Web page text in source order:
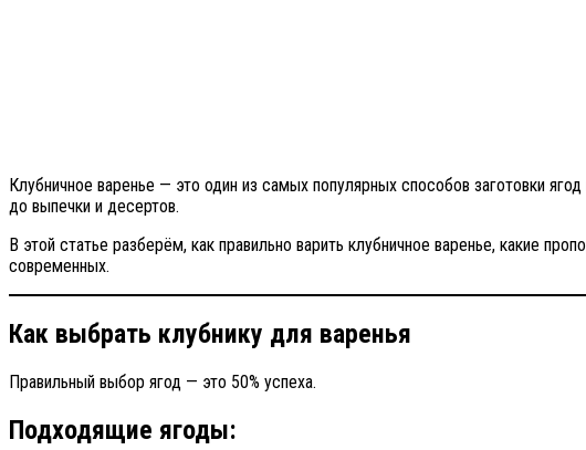
Клубничное варенье — это один из самых популярных способов заготовки
до выпечки и десертов.
В этой статье разберём, как правильно варить клубничное варенье, какие
современных.
Как выбрать клубнику для варенья
Правильный выбор ягод — это 50% успеха.
Подходящие ягоды: